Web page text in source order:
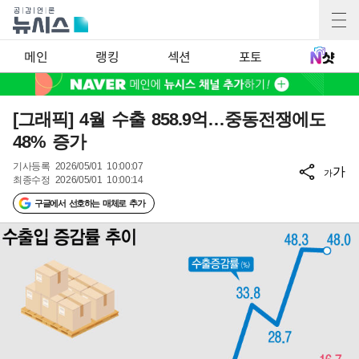
메인 랭킹 섹션 포토
[그래픽] 4월 수출 858.9억…중동전쟁에도
48% 증가
기사등록 2026/05/01 10:00:07
최종수정 2026/05/01 10:00:14
구글에서 선호하는 매체로 추가
가가